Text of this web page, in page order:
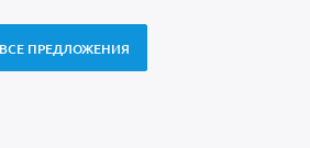
ВСЕ ПРЕДЛОЖЕНИЯ